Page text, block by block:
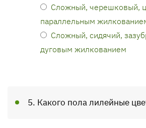
Сложный, черешковый,
параллельным
Сложный, сидячий,
дуговым жилкованием
5. Какого пола лилейные